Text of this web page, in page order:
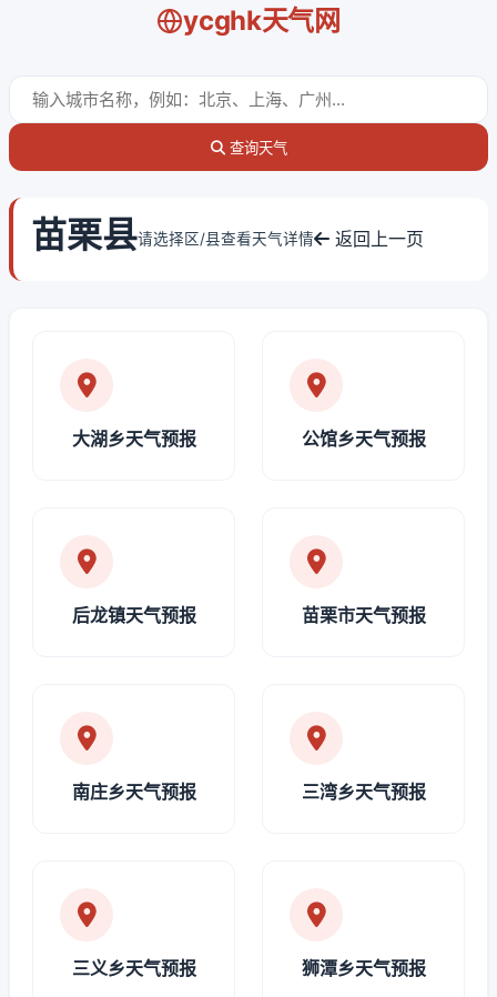
ycghk天气网
查询天气
苗栗县请选择区/县查看天气详情 返回上一页
大湖乡天气预报 公馆乡天气预报
后龙镇天气预报 苗栗市天气预报
南庄乡天气预报 三湾乡天气预报
三义乡天气预报 狮潭乡天气预报